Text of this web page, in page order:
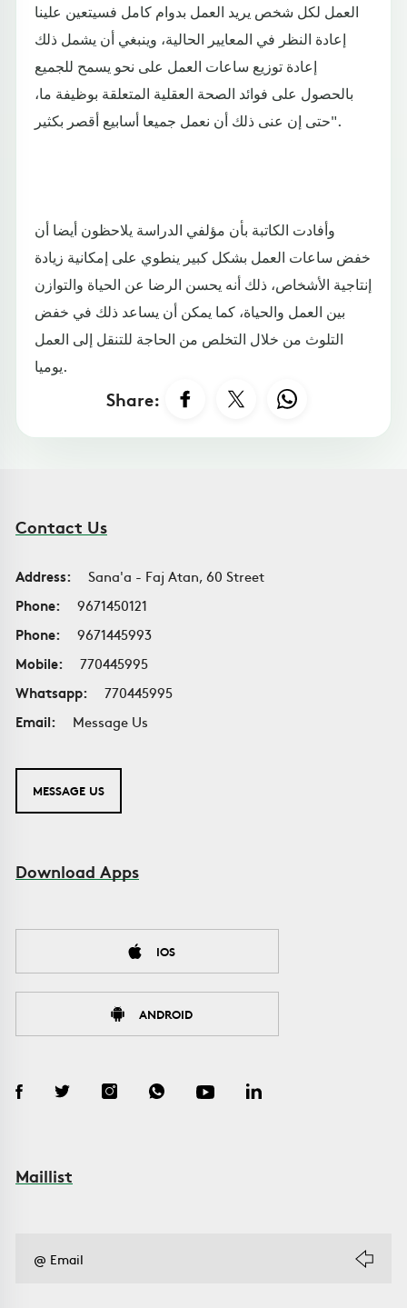
العمل لكل شخص يريد العمل بدوام كامل فسيتعين علينا
إعادة النظر في المعايير الحالية، وينبغي أن يشمل ذلك
إعادة توزيع ساعات العمل على نحو يسمح للجميع
بالحصول على فوائد الصحة العقلية المتعلقة بوظيفة ما،
حتى إن عنى ذلك أن نعمل جميعا أسابيع أقصر بكثير".
وأفادت الكاتبة بأن مؤلفي الدراسة يلاحظون أيضا أن
خفض ساعات العمل بشكل كبير ينطوي على إمكانية زيادة
إنتاجية الأشخاص، ذلك أنه يحسن الرضا عن الحياة والتوازن
بين العمل والحياة، كما يمكن أن يساعد ذلك في خفض
التلوث من خلال التخلص من الحاجة للتنقل إلى العمل
يوميا.
Share:
Contact Us
Address:
Sana'a - Faj Atan, 60 Street
Phone:
9671450121
Phone:
9671445993
Mobile:
770445995
Whatsapp:
770445995
Email:
Message Us
MESSAGE US
Download Apps
IOS
ANDROID
Maillist